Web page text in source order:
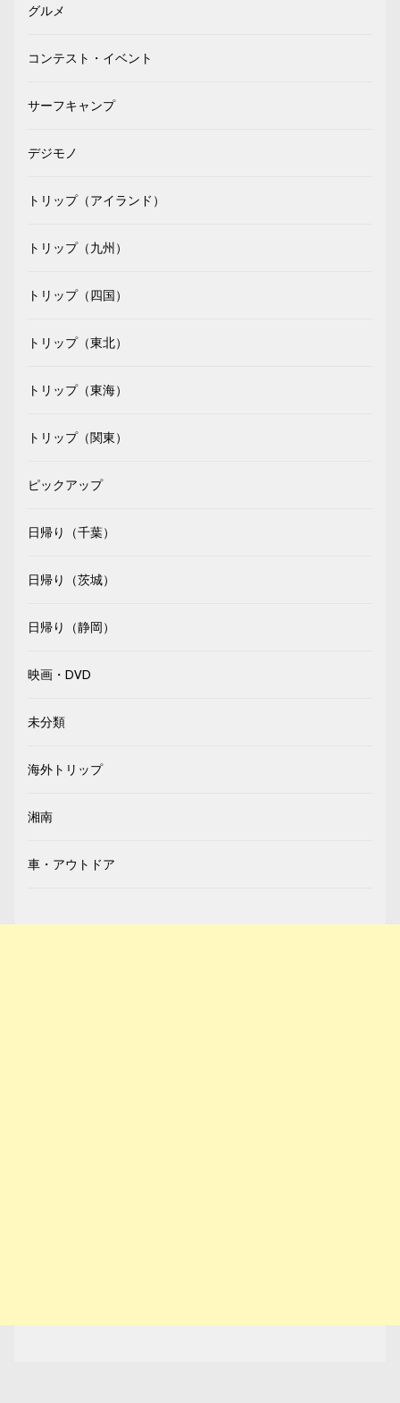
グルメ
コンテスト・イベント
サーフキャンプ
デジモノ
トリップ（アイランド）
トリップ（九州）
トリップ（四国）
トリップ（東北）
トリップ（東海）
トリップ（関東）
ピックアップ
日帰り（千葉）
日帰り（茨城）
日帰り（静岡）
映画・DVD
未分類
海外トリップ
湘南
車・アウトドア